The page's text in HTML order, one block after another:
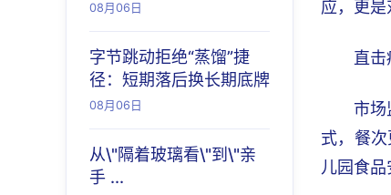
08月06日
字节跳动拒绝“蒸馏”捷
径：短期落后换长期底牌
08月06日
从\"隔着玻璃看\"到\"亲
手 ...
应，更是
直击
市场
式，餐
儿园食品